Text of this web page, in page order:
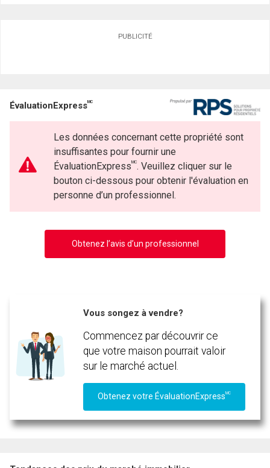
PUBLICITÉ
ÉvaluationExpressMC
Les données concernant cette propriété sont
insuffisantes pour fournir une
ÉvaluationExpressMC. Veuillez cliquer sur le
bouton ci-dessous pour obtenir l'évaluation en
personne d’un professionnel.
Obtenez l’avis d’un professionnel
Vous songez à vendre?
Commencez par découvrir ce
que votre maison pourrait valoir
sur le marché actuel.
Obtenez votre ÉvaluationExpressMC